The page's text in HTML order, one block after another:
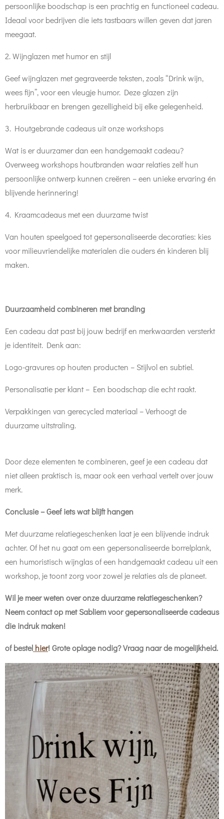
persoonlijke boodschap is een prachtig en functioneel cadeau.
Ideaal voor bedrijven die iets tastbaars willen geven dat jaren
meegaat.
2. Wijnglazen met humor en stijl
Geef wijnglazen met gegraveerde teksten, zoals “Drink wijn,
wees fijn”, voor een vleugje humor. Deze glazen zijn
herbruikbaar en brengen gezelligheid bij elke gelegenheid.
3. Houtgebrande cadeaus uit onze workshops
Wat is er duurzamer dan een handgemaakt cadeau?
Overweeg workshops houtbranden waar relaties zelf hun
persoonlijke ontwerp kunnen creëren – een unieke ervaring én
blijvende herinnering!
4. Kraamcadeaus met een duurzame twist
Van houten speelgoed tot gepersonaliseerde decoraties: kies
voor milieuvriendelijke materialen die ouders én kinderen blij
maken.
Duurzaamheid combineren met branding
Een cadeau dat past bij jouw bedrijf en merkwaarden versterkt
je identiteit. Denk aan:
Logo-gravures op houten producten – Stijlvol en subtiel.
Personalisatie per klant – Een boodschap die echt raakt.
Verpakkingen van gerecycled materiaal – Verhoogt de
duurzame uitstraling.
Door deze elementen te combineren, geef je een cadeau dat
niet alleen praktisch is, maar ook een verhaal vertelt over jouw
merk.
Conclusie – Geef iets wat blijft hangen
Met duurzame relatiegeschenken laat je een blijvende indruk
achter. Of het nu gaat om een gepersonaliseerde borrelplank,
een humoristisch wijnglas of een handgemaakt cadeau uit een
workshop, je toont zorg voor zowel je relaties als de planeet.
Wil je meer weten over onze duurzame relatiegeschenken?
Neem contact op met Sabliem voor gepersonaliseerde cadeaus
die indruk maken!
of bestel hier! Grote oplage nodig? Vraag naar de mogelijkheid.